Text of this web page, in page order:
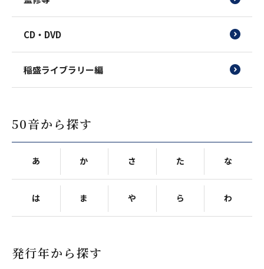
CD・DVD
稲盛ライブラリー編
50音から探す
あ か さ た な
は ま や ら わ
発行年から探す